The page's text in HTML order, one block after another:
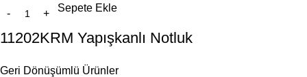
Sepete Ekle
11202KRM Yapışkanlı Notluk
Geri Dönüşümlü Ürünler